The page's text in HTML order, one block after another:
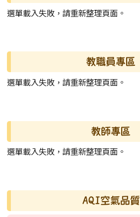
選單載入失敗，請重新整理頁面。
教職員專區
選單載入失敗，請重新整理頁面。
教師專區
選單載入失敗，請重新整理頁面。
AQI空氣品質